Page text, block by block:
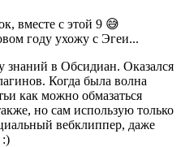
вместе с этой 9 😅
году ухожу с Эгеи...
знаний в Обсидиан. Оказался
Когда была волна
как можно обмазаться
но сам использую только
вебклиппер, даже
:)